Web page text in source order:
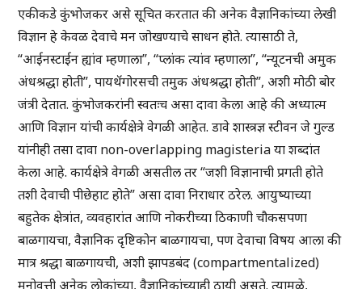
एकीकडे कुंभोजकर असे सूचित करतात की अनेक वैज्ञानिकांच्या लेखी
विज्ञान हे केवळ देवाचे मन जोखण्याचे साधन होते. त्यासाठी ते,
“आईनस्टाईन ह्यांव म्हणाला”, “प्लांक त्यांव म्हणाला”, “न्यूटनची अमुक
अंधश्रद्धा होती”, पायथॅगोरसची तमुक अंधश्रद्धा होती”, अशी मोठी बोर
जंत्री देतात. कुंभोजकरांनी स्वतःच असा दावा केला आहे की अध्यात्म
आणि विज्ञान यांची कार्यक्षेत्रे वेगळी आहेत. डावे शास्त्रज्ञ स्टीवन जे गुल्ड
यांनीही तसा दावा non-overlapping magisteria या शब्दांत
केला आहे. कार्यक्षेत्रे वेगळी असतील तर “जशी विज्ञानाची प्रगती होते
तशी देवाची पीछेहाट होते” असा दावा निराधार ठरेल. आयुष्याच्या
बहुतेक क्षेत्रांत, व्यवहारांत आणि नोकरीच्या ठिकाणी चौकसपणा
बाळगायचा, वैज्ञानिक दृष्टिकोन बाळगायचा, पण देवाचा विषय आला की
मात्र श्रद्धा बाळगायची, अशी झापडबंद (compartmentalized)
मनोवृत्ती अनेक लोकांच्या, वैज्ञानिकांच्याही ठायी असते. त्यामुळे,